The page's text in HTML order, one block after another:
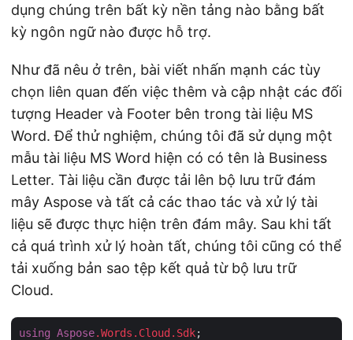
dụng chúng trên bất kỳ nền tảng nào bằng bất
kỳ ngôn ngữ nào được hỗ trợ.
Như đã nêu ở trên, bài viết nhấn mạnh các tùy
chọn liên quan đến việc thêm và cập nhật các đối
tượng Header và Footer bên trong tài liệu MS
Word. Để thử nghiệm, chúng tôi đã sử dụng một
mẫu tài liệu MS Word hiện có có tên là Business
Letter. Tài liệu cần được tải lên bộ lưu trữ đám
mây Aspose và tất cả các thao tác và xử lý tài
liệu sẽ được thực hiện trên đám mây. Sau khi tất
cả quá trình xử lý hoàn tất, chúng tôi cũng có thể
tải xuống bản sao tệp kết quả từ bộ lưu trữ
Cloud.
using Aspose.Words .Cloud .Sdk